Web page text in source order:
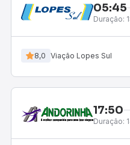
05:45
Duração:
8,0 Viação Lopes Sul
17:50
Duração: